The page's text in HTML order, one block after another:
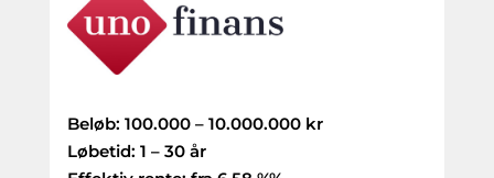
Beløb: 100.000 – 10.000.000 kr
Løbetid: 1 – 30 år